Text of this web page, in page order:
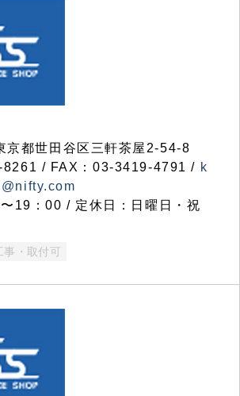
都世田谷区三軒茶屋2-54-8
/ FAX：03-3419-4791 / k
19：00 / 定休日：日曜日・祝
事・取付可